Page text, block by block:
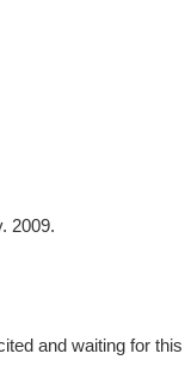
2009.
and waiting for this